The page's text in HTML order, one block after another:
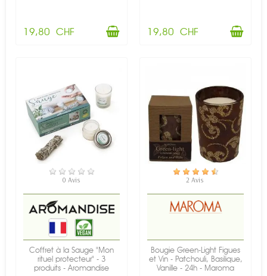
19,80 CHF 19,80 CHF
EN STOCK
0 Avis
Coffret à la Sauge "Mon
rituel protecteur" - 3
produits - Aromandise
EN STOCK
2 Avis
Bougie Green-Light Figues
et Vin - Patchouli, Basilique,
Vanille - 24h - Maroma